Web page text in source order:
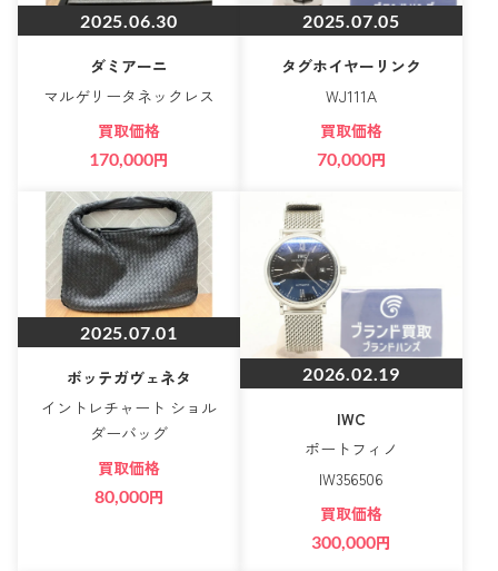
2025.06.30
ダミアーニ
マルゲリータネックレス
買取価格
170,000円
2025.07.05
タグホイヤーリンク
WJ111A
買取価格
70,000円
2025.07.01
ボッテガヴェネタ
イントレチャート ショル
ダーバッグ
買取価格
80,000円
2026.02.19
IWC
ポートフィノ
IW356506
買取価格
300,000円